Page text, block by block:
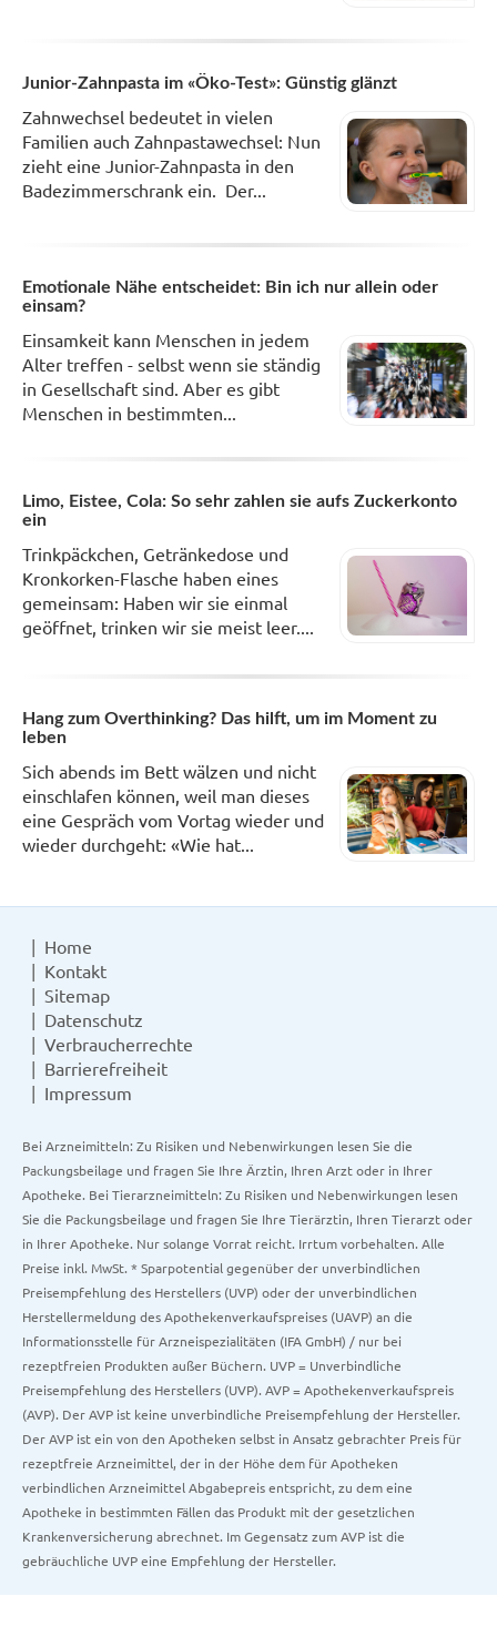
Junior-Zahnpasta im «Öko-Test»: Günstig glänzt
Zahnwechsel bedeutet in vielen
Familien auch Zahnpastawechsel: Nun
zieht eine Junior-Zahnpasta in den
Badezimmerschrank ein. Der...
Emotionale Nähe entscheidet: Bin ich nur allein oder
einsam?
Einsamkeit kann Menschen in jedem
Alter treffen - selbst wenn sie ständig
in Gesellschaft sind. Aber es gibt
Menschen in bestimmten...
Limo, Eistee, Cola: So sehr zahlen sie aufs Zuckerkonto
ein
Trinkpäckchen, Getränkedose und
Kronkorken-Flasche haben eines
gemeinsam: Haben wir sie einmal
geöffnet, trinken wir sie meist leer....
Hang zum Overthinking? Das hilft, um im Moment zu
leben
Sich abends im Bett wälzen und nicht
einschlafen können, weil man dieses
eine Gespräch vom Vortag wieder und
wieder durchgeht: «Wie hat...
Home
Kontakt
Sitemap
Datenschutz
Verbraucherrechte
Barrierefreiheit
Impressum
Bei Arzneimitteln: Zu Risiken und Nebenwirkungen lesen Sie die
Packungsbeilage und fragen Sie Ihre Ärztin, Ihren Arzt oder in Ihrer
Apotheke. Bei Tierarzneimitteln: Zu Risiken und Nebenwirkungen lesen
Sie die Packungsbeilage und fragen Sie Ihre Tierärztin, Ihren Tierarzt oder
in Ihrer Apotheke. Nur solange Vorrat reicht. Irrtum vorbehalten. Alle
Preise inkl. MwSt. * Sparpotential gegenüber der unverbindlichen
Preisempfehlung des Herstellers (UVP) oder der unverbindlichen
Herstellermeldung des Apothekenverkaufspreises (UAVP) an die
Informationsstelle für Arzneispezialitäten (IFA GmbH) / nur bei
rezeptfreien Produkten außer Büchern. UVP = Unverbindliche
Preisempfehlung des Herstellers (UVP). AVP = Apothekenverkaufspreis
(AVP). Der AVP ist keine unverbindliche Preisempfehlung der Hersteller.
Der AVP ist ein von den Apotheken selbst in Ansatz gebrachter Preis für
rezeptfreie Arzneimittel, der in der Höhe dem für Apotheken
verbindlichen Arzneimittel Abgabepreis entspricht, zu dem eine
Apotheke in bestimmten Fällen das Produkt mit der gesetzlichen
Krankenversicherung abrechnet. Im Gegensatz zum AVP ist die
gebräuchliche UVP eine Empfehlung der Hersteller.